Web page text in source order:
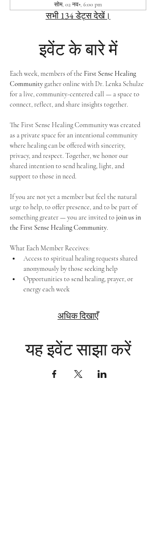
सोम, 02 नव॰, 6:00 pm
सभी 134 डेट्स देखें।
इवेंट के बारे में
Each week, members of the First Sense Healing
Community gather online with Dr. Lenka Schulze
for a live, community-centered call — a space to
connect, reflect, and share insights together.
The First Sense Healing Community was created
as a private space for an intentional community
where healing can be offered with sincerity,
privacy, and respect. Together, we honor our
shared intention to send healing, light, and
support to those in need.
If you are not yet a member but feel the natural
urge to help, to offer presence, and to be part of
something greater — you are invited to join us in
the First Sense Healing Community.
What Each Member Receives:
Access to spiritual healing requests shared
anonymously by those seeking help
Opportunities to send healing, prayer, or
energy each week
अधिक दिखाएँ
यह इवेंट साझा करें